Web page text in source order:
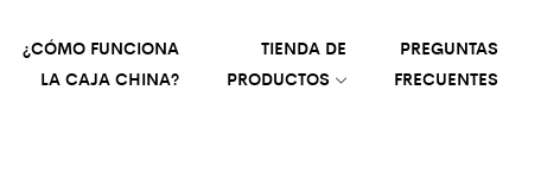
¿CÓMO FUNCIONA
LA CAJA CHINA?
TIENDA DE
PRODUCTOS
PREGUNTAS
FRECUENTES